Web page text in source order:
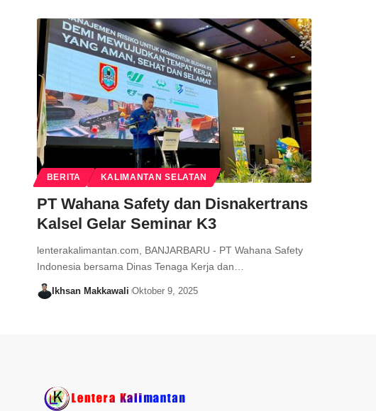
BERITA KALIMANTAN SELATAN
PT Wahana Safety dan Disnakertrans
Kalsel Gelar Seminar K3
lenterakalimantan.com, BANJARBARU - PT Wahana Safety
Indonesia bersama Dinas Tenaga Kerja dan…
Ikhsan Makkawali Oktober 9, 2025